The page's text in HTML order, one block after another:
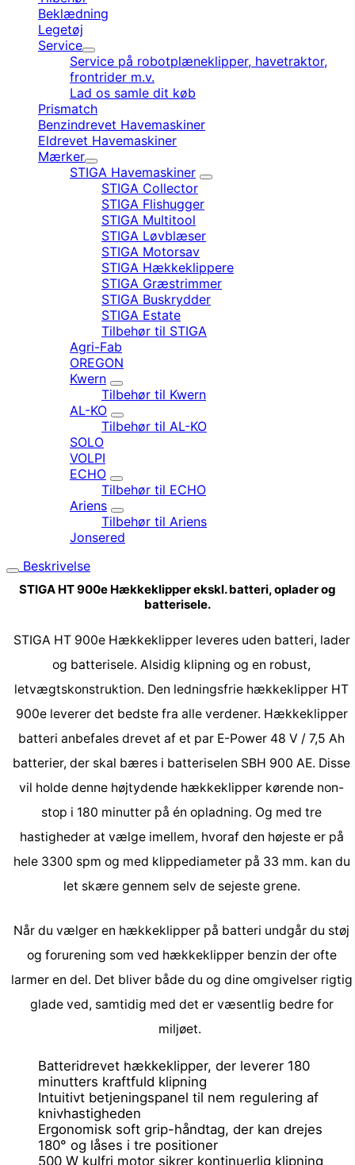
Beklædning
Legetøj
Service
Service på robotplæneklipper, havetraktor,
frontrider m.v.
Lad os samle dit køb
Prismatch
Benzindrevet Havemaskiner
Eldrevet Havemaskiner
Mærker
STIGA Havemaskiner
STIGA Collector
STIGA Flishugger
STIGA Multitool
STIGA Løvblæser
STIGA Motorsav
STIGA Hækkeklippere
STIGA Græstrimmer
STIGA Buskrydder
STIGA Estate
Tilbehør til STIGA
Agri-Fab
OREGON
Kwern
Tilbehør til Kwern
AL-KO
Tilbehør til AL-KO
SOLO
VOLPI
ECHO
Tilbehør til ECHO
Ariens
Tilbehør til Ariens
Jonsered
Beskrivelse
STIGA HT 900e Hækkeklipper ekskl. batteri, oplader og
batterisele.
STIGA HT 900e Hækkeklipper leveres uden batteri, lader
og batterisele. Alsidig klipning og en robust,
letvægtskonstruktion. Den ledningsfrie hækkeklipper HT
900e leverer det bedste fra alle verdener. Hækkeklipper
batteri anbefales drevet af et par E-Power 48 V / 7,5 Ah
batterier, der skal bæres i batteriselen SBH 900 AE. Disse
vil holde denne højtydende hækkeklipper kørende non-
stop i 180 minutter på én opladning. Og med tre
hastigheder at vælge imellem, hvoraf den højeste er på
hele 3300 spm og med klippediameter på 33 mm. kan du
let skære gennem selv de sejeste grene.
Når du vælger en hækkeklipper på batteri undgår du støj
og forurening som ved hækkeklipper benzin der ofte
larmer en del. Det bliver både du og dine omgivelser rigtig
glade ved, samtidig med det er væsentlig bedre for
miljøet.
Batteridrevet hækkeklipper, der leverer 180
minutters kraftfuld klipning
Intuitivt betjeningspanel til nem regulering af
knivhastigheden
Ergonomisk soft grip-håndtag, der kan drejes
180° og låses i tre positioner
500 W kulfri motor sikrer kontinuerlig klipning